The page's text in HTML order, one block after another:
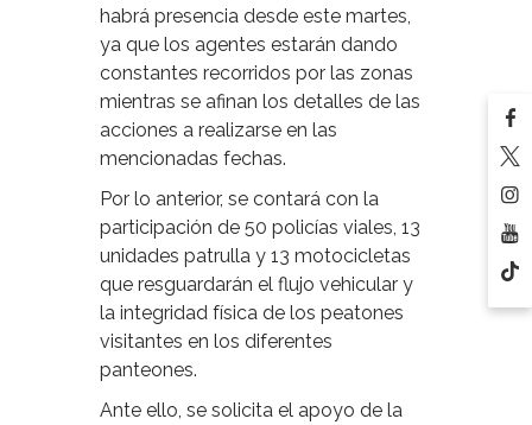
habrá presencia desde este martes,
ya que los agentes estarán dando
constantes recorridos por las zonas
mientras se afinan los detalles de las
acciones a realizarse en las
mencionadas fechas.
Por lo anterior, se contará con la
participación de 50 policías viales, 13
unidades patrulla y 13 motocicletas
que resguardarán el flujo vehicular y
la integridad física de los peatones
visitantes en los diferentes
panteones.
Ante ello, se solicita el apoyo de la